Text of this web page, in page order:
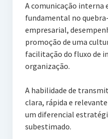
A comunicação interna
fundamental no
empresarial,
promoção de uma
facilitação do fluxo de
organização.
A habilidade de
clara, rápida e
um diferencial
subestimado.